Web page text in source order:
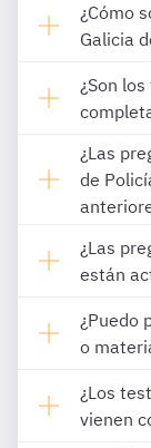
¿Cómo
Galicia
¿Son
¿Las
de
¿Las
están
¿Puedo
o
¿Los
vienen